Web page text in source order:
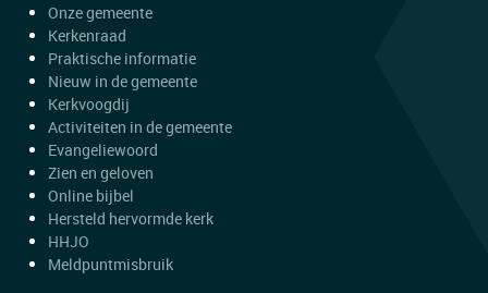
Onze gemeente
Kerkenraad
Praktische informatie
Nieuw in de gemeente
Kerkvoogdij
Activiteiten in de gemeente
Evangeliewoord
Zien en geloven
Online bijbel
Hersteld hervormde kerk
HHJO
Meldpuntmisbruik